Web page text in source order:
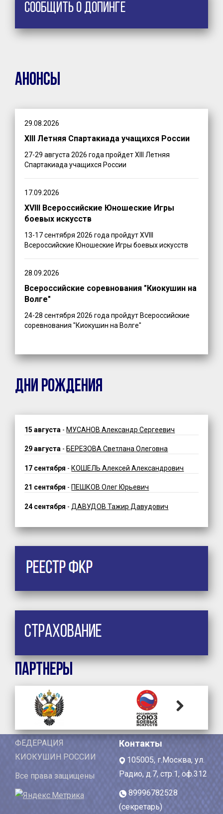
Сообщить о допинге
Анонсы
29.08.2026
XIII Летняя Спартакиада учащихся России
27-29 августа 2026 года пройдет XIII Летняя
Спартакиада учащихся России
17.09.2026
XVIII Всероссийские Юношеские Игры
боевых искусств
13-17 сентября 2026 года пройдут XVIII
Всероссийские Юношеские Игры боевых искусств
28.09.2026
Всероссийские соревнования "Киокушин на
Волге"
24-28 сентября 2026 года пройдут Всероссийские
соревнования "Киокушин на Волге"
ДНИ РОЖДЕНИЯ
15 августа - МУСАНОВ Александр Сергеевич
29 августа - БЕРЕЗОВА Светлана Олеговна
17 сентября - КОШЕЛЬ Алексей Александрович
21 сентября - ПЕШКОВ Олег Юрьевич
24 сентября - ДАВУДОВ Тажир Давудович
Страхование
Партнеры
ФЕДЕРАЦИЯ
КИОКУШИН РОССИИ
Все права защищены
Контакты
105005, г.Москва, ул.
Радио, д.7, стр.1, оф.312
89996782528
(секретарь)